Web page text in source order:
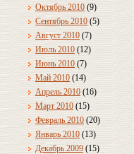
Октябрь 2010 (9)
Сентябрь 2010 (5)
Август 2010 (7)
Июль 2010 (12)
Июнь 2010 (7)
Май 2010 (14)
Апрель 2010 (16)
Март 2010 (15)
Февраль 2010 (20)
Январь 2010 (13)
Декабрь 2009 (15)